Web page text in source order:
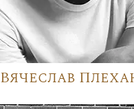
Вячеслав